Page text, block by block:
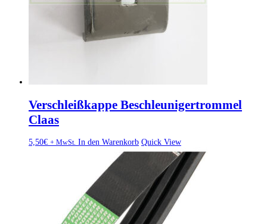
Verschleißkappe Beschleunigertrommel
Claas
5,50€ + MwSt. In den Warenkorb Quick View